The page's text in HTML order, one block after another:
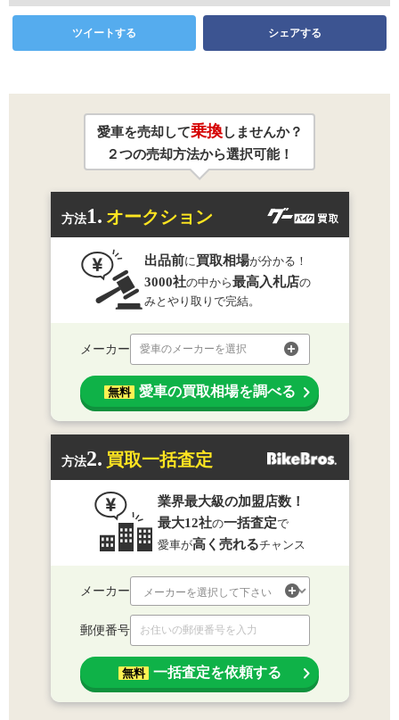
ツイートする シェアする
愛車を売却して乗換しませんか？
２つの売却方法から選択可能！
方法1. オークション
出品前に買取相場が分かる！
3000社の中から最高入札店の
みとやり取りで完結。
メーカー 愛車のメーカーを選択
無料 愛車の買取相場を調べる
方法2. 買取一括査定
業界最大級の加盟店数！
最大12社の一括査定で
愛車が高く売れるチャンス
メーカー
郵便番号
無料 一括査定を依頼する